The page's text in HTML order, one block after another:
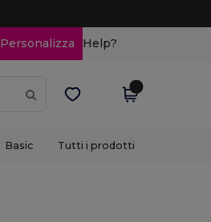
Personalizza Help?
Basic Tutti i prodotti